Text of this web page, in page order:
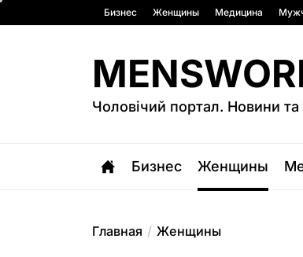
к
Бизнес Женщины Медицина
Чоловічий портал. Новини та
Бизнес Женщины
Главная Женщины